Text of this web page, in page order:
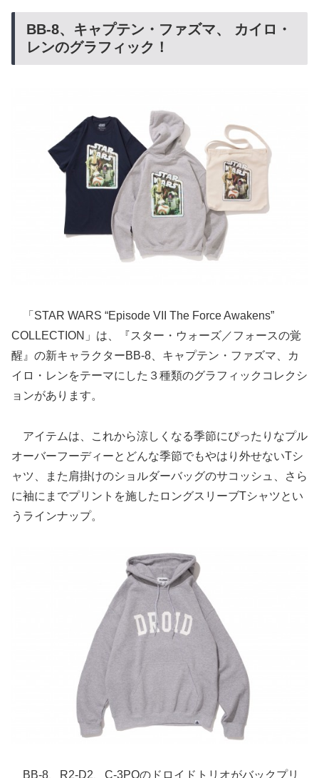
BB-8、キャプテン・ファズマ、 カイロ・
レンのグラフィック！
「STAR WARS “Episode VII The Force Awakens”
COLLECTION」は、『スター・ウォーズ／フォースの覚
醒』の新キャラクターBB-8、キャプテン・ファズマ、カ
イロ・レンをテーマにした３種類のグラフィックコレクシ
ョンがあります。
アイテムは、これから涼しくなる季節にぴったりなプル
オーバーフーディーとどんな季節でもやはり外せないTシ
ャツ、また肩掛けのショルダーバッグのサコッシュ、さら
に袖にまでプリントを施したロングスリーブTシャツとい
うラインナップ。
BB-8、R2-D2、C-3POのドロイドトリオがバックプリ